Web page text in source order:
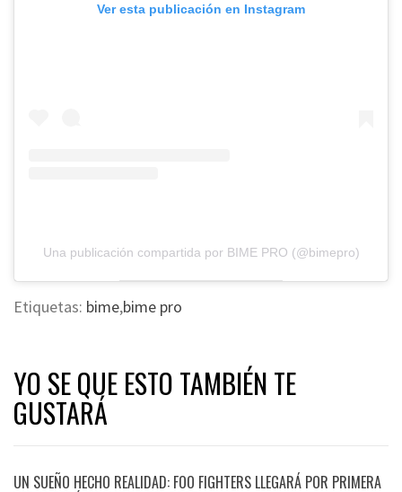
Ver esta publicación en Instagram
Una publicación compartida por BIME PRO (@bimepro)
Etiquetas: bime,bime pro
YO SE QUE ESTO TAMBIÉN TE
GUSTARÁ
UN SUEÑO HECHO REALIDAD: FOO FIGHTERS LLEGARÁ POR PRIMERA